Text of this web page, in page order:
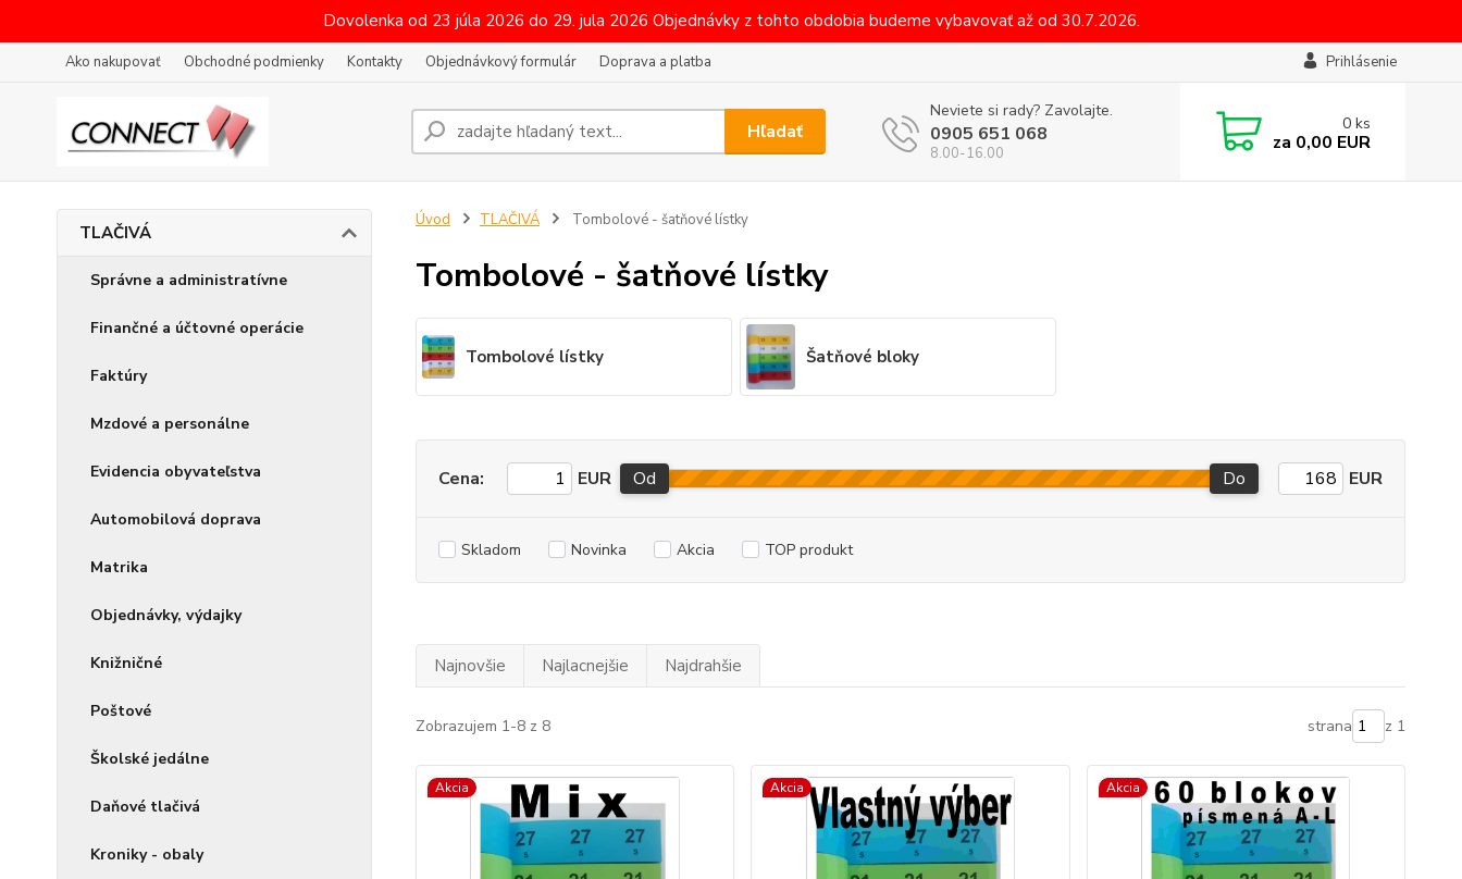
Dovolenka od 23 júla 2026 do 29. jula 2026 Objednávky z tohto obdobia budeme vybavovať až od 30.7.2026.
Ako nakupovať Obchodné podmienky Kontakty Objednávkový formulár Doprava a platba Prihlásenie
Hľadať
Neviete si rady? Zavolajte.
0905 651 068
8.00-16.00
0 ks
za 0,00 EUR
TLAČIVÁ
Správne a administratívne
Finančné a účtovné operácie
Faktúry
Mzdové a personálne
Evidencia obyvateľstva
Automobilová doprava
Matrika
Objednávky, výdajky
Knižničné
Poštové
Školské jedálne
Daňové tlačivá
Kroniky - obaly
Úvod TLAČIVÁ Tombolové - šatňové lístky
Tombolové - šatňové lístky
Tombolové lístky Šatňové bloky
Cena: EUR Od Do EUR
Skladom Novinka Akcia TOP produkt
Najnovšie Najlacnejšie Najdrahšie
Zobrazujem 1-8 z 8 strana z 1
Akcia Akcia Akcia